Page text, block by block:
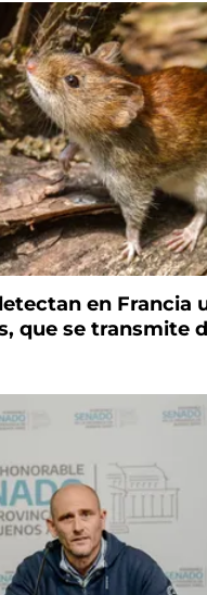
en Francia
que se transmite